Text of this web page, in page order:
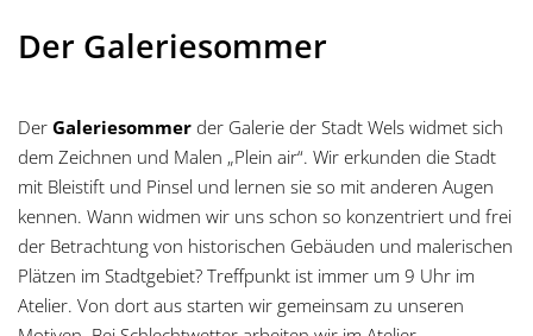
Der Galeriesommer
Der Galeriesommer der Galerie der Stadt Wels widmet sich
dem Zeichnen und Malen „Plein air“. Wir erkunden die Stadt
mit Bleistift und Pinsel und lernen sie so mit anderen Augen
kennen. Wann widmen wir uns schon so konzentriert und frei
der Betrachtung von historischen Gebäuden und malerischen
Plätzen im Stadtgebiet? Treffpunkt ist immer um 9 Uhr im
Atelier. Von dort aus starten wir gemeinsam zu unseren